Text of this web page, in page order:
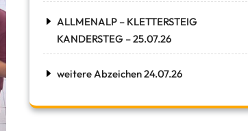
ALLMENALP – KLETTERSTEIG
KANDERSTEG – 25.07.26
weitere Abzeichen 24.07.26